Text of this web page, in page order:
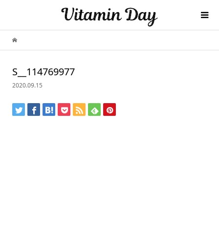
S__114769977
2020.09.15